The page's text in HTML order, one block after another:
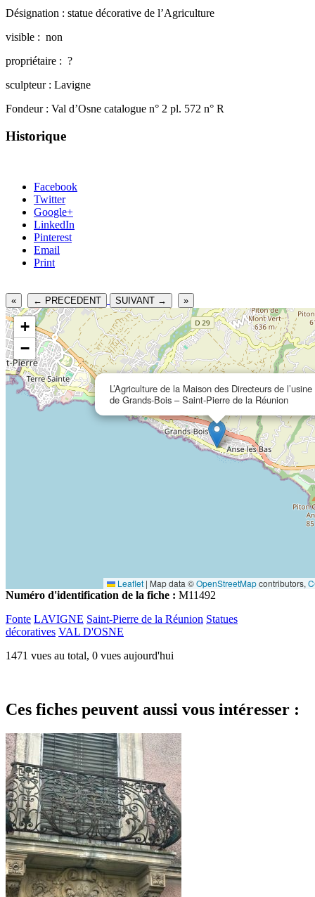
Désignation : statue décorative de l’Agriculture
visible : non
propriétaire : ?
sculpteur : Lavigne
Fondeur : Val d’Osne catalogue n° 2 pl. 572 n° R
Historique
Facebook
Twitter
Google+
LinkedIn
Pinterest
Email
Print
« ← PRECEDENT SUIVANT → »
L’Agriculture de la Maison des Directeurs de l’usine
de Grands-Bois – Saint-Pierre de la Réunion
+
−
Leaflet | Map data ©OpenStreetMapcontributors,
Numéro d'identification de la fiche : M11492
Fonte LAVIGNE Saint-Pierre de la Réunion Statues
décoratives VAL D'OSNE
1471 vues au total, 0 vues aujourd'hui
Ces fiches peuvent aussi vous intéresser :